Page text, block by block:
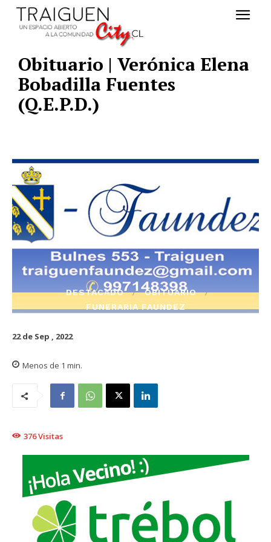
Obituario | Verónica Elena
Bobadilla Fuentes
(Q.E.P.D.)
DESTACADO
OBITUARIO
FUNERARIA FAUNDEZ
22 de Sep , 2022
Menos de 1 min.
376Visitas